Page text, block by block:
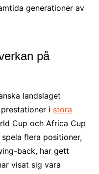
generationer av
på
landslaget
i stora
Cup och Africa Cup
flera positioner,
back, har gett
visat sig vara